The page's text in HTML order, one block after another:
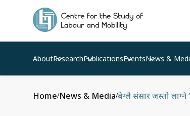
AboutResearchPublicationsEventsNews &
Home/News & Media/बेग्लै संसार जस्तो लाग्ने